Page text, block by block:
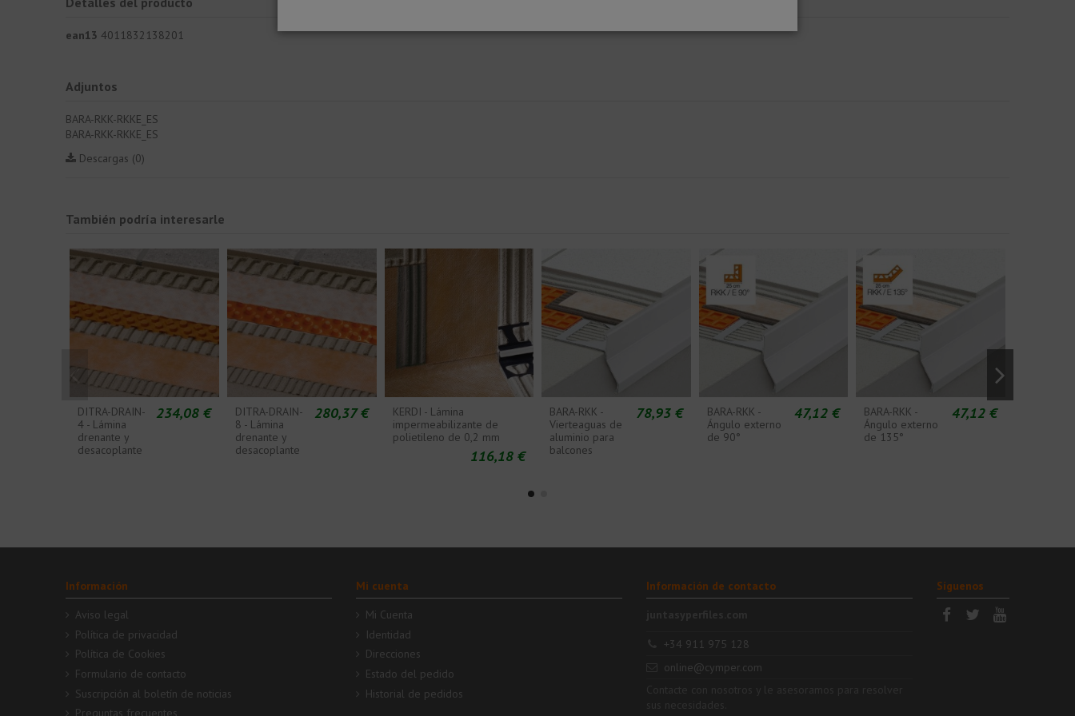
ean13 4011832138201
Adjuntos
BARA-RKK-RKKE_ES
BARA-RKK-RKKE_ES
Descargas (0)
También podría interesarle
DITRA-DRAIN-
4 - Lámina
drenante y
desacoplante
234,08 €
DITRA-DRAIN-
8 - Lámina
drenante y
desacoplante
280,37 €
KERDI - Lámina
impermeabilizante de
polietileno de 0,2 mm
116,18 €
BARA-RKK -
Vierteaguas de
aluminio para
balcones
78,93 €
BARA-RKK -
Ángulo externo
de 90°
47,12 €
BARA-RKK -
Ángulo externo
de 135°
47,12 €
Información
Aviso legal
Política de privacidad
Política de Cookies
Formulario de contacto
Suscripción al boletín de noticias
Preguntas frecuentes
Mi cuenta
Mi Cuenta
Identidad
Direcciones
Estado del pedido
Historial de pedidos
Información de contacto
+34 911 975 128
online@cymper.com
Síguenos